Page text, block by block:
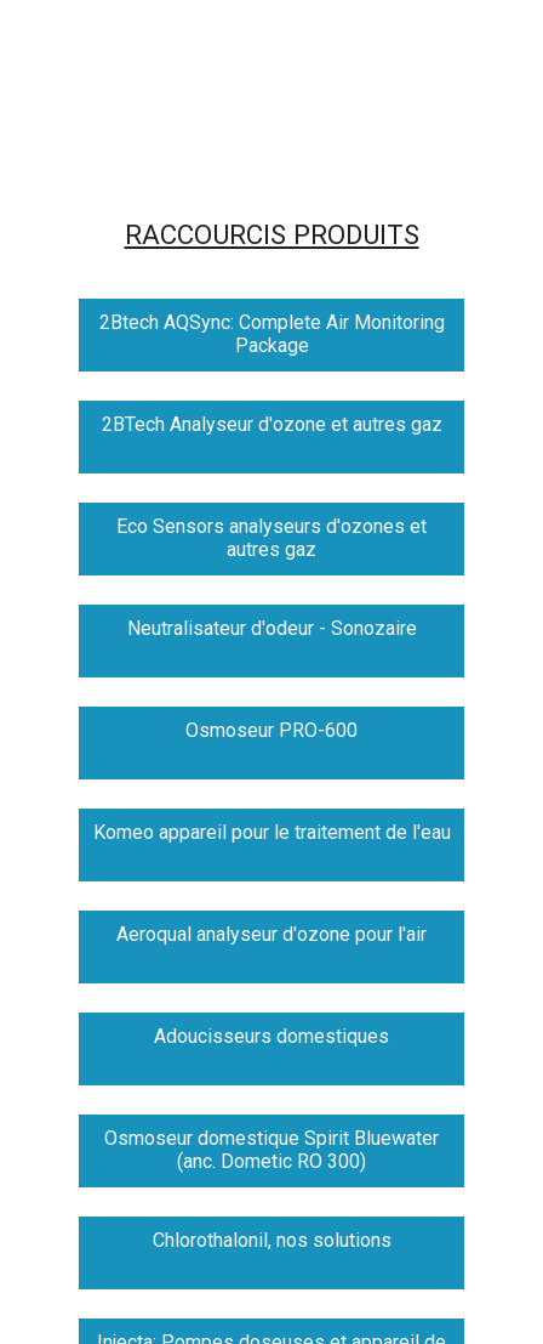
RACCOURCIS PRODUITS
2Btech AQSync: Complete Air Monitoring
Package
2BTech Analyseur d'ozone et autres gaz
Eco Sensors analyseurs d'ozones et
autres gaz
Neutralisateur d'odeur - Sonozaire
Osmoseur PRO-600
Komeo appareil pour le traitement de l'eau
Aeroqual analyseur d'ozone pour l'air
Adoucisseurs domestiques
Osmoseur domestique Spirit Bluewater
(anc. Dometic RO 300)
Chlorothalonil, nos solutions